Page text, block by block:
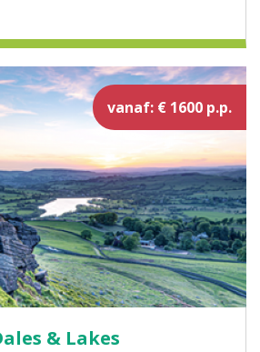
vanaf: € 1600 p.p.
& Lakes